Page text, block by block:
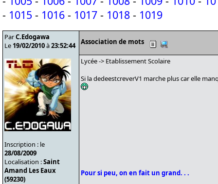
- 1015 - 1016 - 1017 - 1018 - 1019
ParC.Edogawa
Le 19/02/2010à23:52:44
Inscription : le
28/08/2009
Localisation :Saint
Amand Les Eaux
(59230)
Association de mots
Lycée -> Etablissement Scolaire
Si la dedeestcreverV1 marche plus car elle
Pour si peu, on en fait un grand. . .